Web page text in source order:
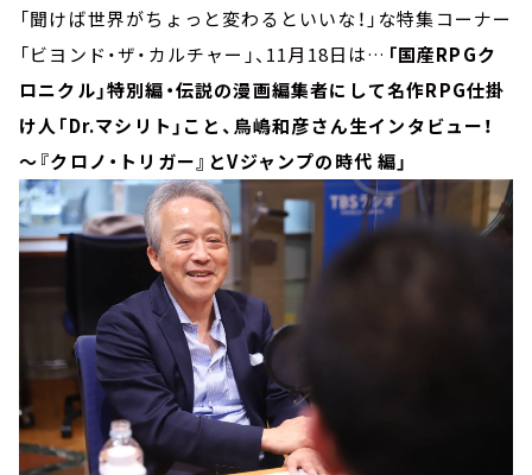
「聞けば世界がちょっと変わるといいな！」な特集コーナー
「ビヨンド・ザ・カルチャー」、11月18日は… 「国産RPGク
ロニクル」特別編・伝説の漫画編集者にして名作RPG仕掛
け人「Dr.マシリト」こと、鳥嶋和彦さん生インタビュー！
～『クロノ・トリガー』とVジャンプの時代 編」